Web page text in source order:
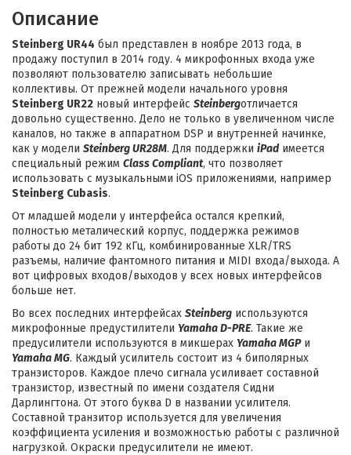
Описание
Steinberg UR44 был представлен в ноябре 2013 года, в
продажу поступил в 2014 году. 4 микрофонных входа уже
позволяют пользователю записывать небольшие
коллективы. От прежней модели начального уровня
Steinberg UR22 новый интерфейс Steinbergотличается
довольно существенно. Дело не только в увеличенном числе
каналов, но также в аппаратном DSP и внутренней начинке,
как у модели Steinberg UR28M. Для поддержки iPadимеется
специальный режим Class Compliant, что позволяет
использовать с музыкальными iOS приложениями, например
Steinberg Cubasis.
От младшей модели у интерфейса остался крепкий,
полностью металический корпус, поддержка режимов
работы до 24 бит 192 кГц, комбинированные XLR/TRS
разъемы, наличие фантомного питания и MIDI входа/выхода. А
вот цифровых входов/выходов у всех новых интерфейсов
больше нет.
Во всех последних интерфейсах Steinberg используются
микрофонные предустилители Yamaha D-PRE. Такие же
предусилители используются в микшерах Yamaha MGPи
Yamaha MG. Каждый усилитель состоит из 4 биполярных
транзисторов. Каждое плечо сигнала усиливает составной
транзистор, известный по имени создателя Сидни
Дарлингтона. От этого буква D в названии усилителя.
Составной транзитор используется для увеличения
коэффициента усиления и возможностью работы с различной
нагрузкой. Окраски предусилители не имеют.